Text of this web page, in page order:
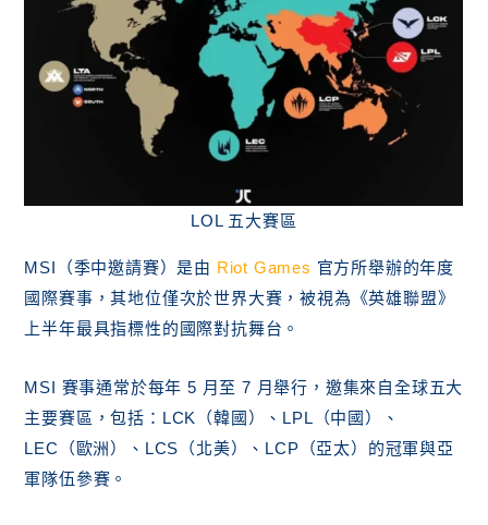
LOL 五大賽區
MSI（季中邀請賽）是由 Riot Games 官方所舉辦的年度
國際賽事，其地位僅次於世界大賽，被視為《英雄聯盟》
上半年最具指標性的國際對抗舞台。
MSI 賽事通常於每年 5 月至 7 月舉行，邀集來自全球五大
主要賽區，包括：LCK（韓國）、LPL（中國）、
LEC（歐洲）、LCS（北美）、LCP（亞太）的冠軍與亞
軍隊伍參賽。